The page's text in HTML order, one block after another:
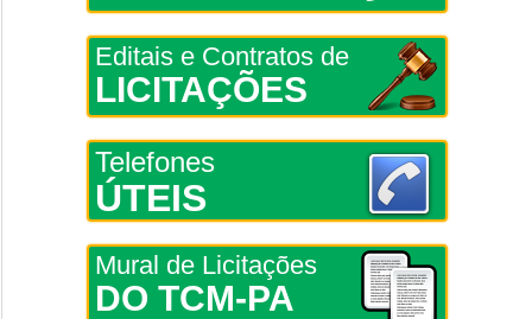
Editais e Contratos de
LICITAÇÕES
Telefones
ÚTEIS
Mural de Licitações
DO TCM-PA